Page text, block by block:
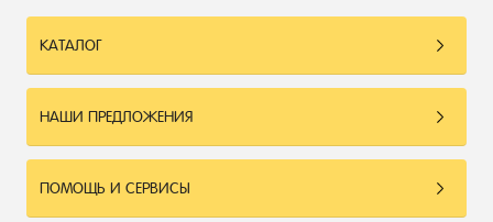
КАТАЛОГ
НАШИ ПРЕДЛОЖЕНИЯ
ПОМОЩЬ И СЕРВИСЫ